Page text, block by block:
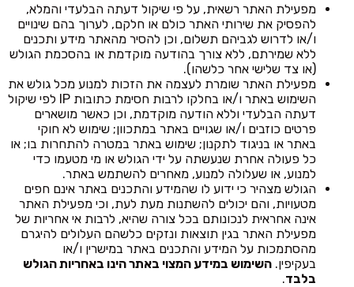
מפעילת האתר רשאית, על פי שיקול דעתה הבלעדי והמלא,
להפסיק את שירותי האתר כולם או חלקם, לערוך בהם שינויים
ו/או לדרוש לגביהם תשלום, וכן להסיר מהאתר מידע ותכנים
ללא שמירתם, ללא צורך בהודעה מוקדמת או בהסכמת הגולש
(או צד שלישי אחר כלשהו).
מפעילת האתר שומרת לעצמה את הזכות למנוע מכל גולש את
השימוש באתר ו/או בחלקו לרבות חסימת כתובות IP לפי שיקול
דעתה הבלעדי וללא הודעה מוקדמת, וכן כאשר מושארים
פרטים כוזבים ו/או שגויים באתר במתכוון; שימוש לא חוקי
באתר או בניגוד לתקנון; שימוש באתר במטרה להתחרות בו; או
כל פעולה אחרת שנעשתה על ידי הגולש או מי מטעמו כדי
למנוע, או שעלולה למנוע, מאחרים להשתמש באתר.
הגולש מצהיר כי ידוע לו שהמידע והתכנים באתר אינם חפים
מטעויות, והם יכולים להשתנות מעת לעת, וכי מפעילת האתר
אינה אחראית לנכונותם בכל צורה שהיא, לרבות אי אחריות של
מפעילת האתר בגין תוצאות ונזקים כלשהם העלולים להיגרם
מהסתמכות על המידע והתכנים באתר במישרין ו/או
בעקיפין. השימוש במידע המצוי באתר הינו באחריות הגולש
בלבד.